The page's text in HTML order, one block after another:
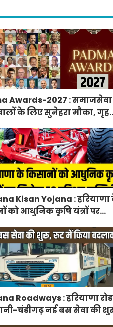
Awards-2027 : समाजसेवा
के लिए सुनेहरा मौका, गृह
Kisan Yojana :
को आधुनिक कृषि यंत्रों पर
Roadways : हरियाणा
चंडीगढ़ नई बस सेवा की